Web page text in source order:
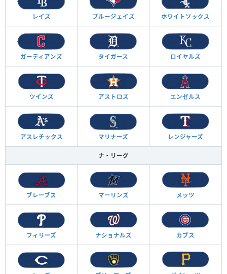
レイズ ブルージェイズ ホワイトソックス
ガーディアンズ タイガース ロイヤルズ
ツインズ アストロズ エンゼルス
アスレチックス マリナーズ レンジャーズ
ナ・リーグ
ブレーブス マーリンズ メッツ
フィリーズ ナショナルズ カブス